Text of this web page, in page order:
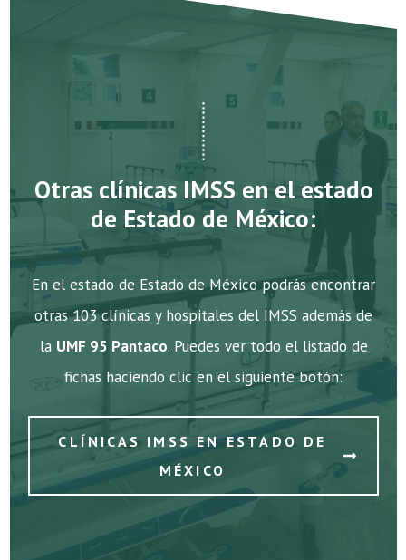
Otras clínicas IMSS en el estado
de Estado de México:
En el estado de Estado de México podrás encontrar
otras 103 clínicas y hospitales del IMSS además de
la UMF 95 Pantaco. Puedes ver todo el listado de
fichas haciendo clic en el siguiente botón:
CLÍNICAS IMSS EN ESTADO DE
MÉXICO